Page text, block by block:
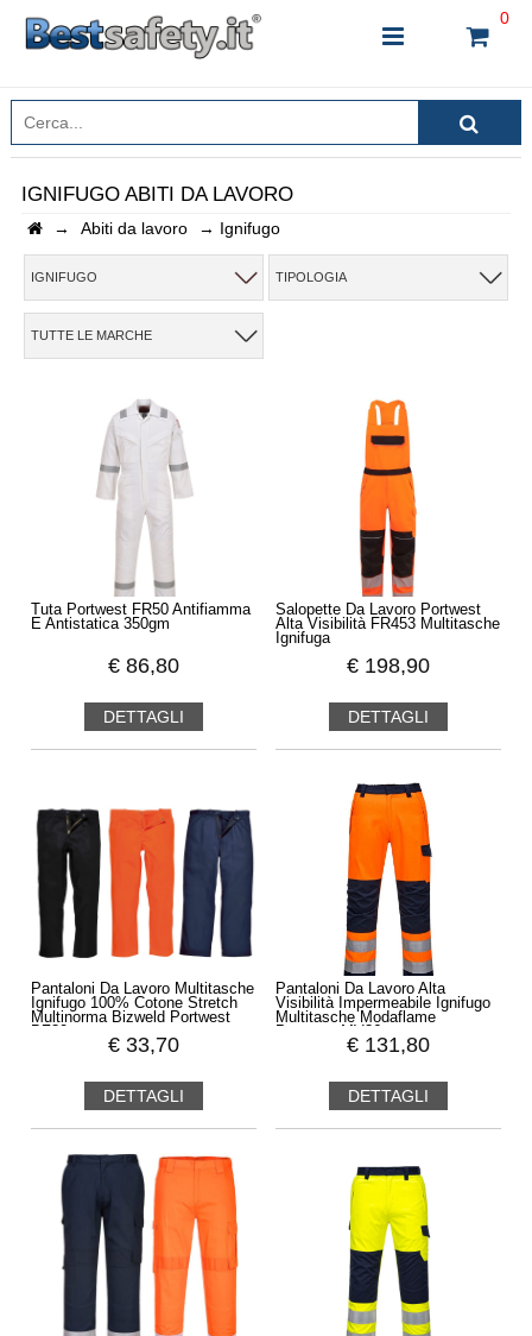
0
INSERISCI IL NOME DEL PRODOTTO CHE STAI
CERCANDO
CHIUDI RICERCA
IGNIFUGO ABITI DA LAVORO
→ Abiti da lavoro → Ignifugo
IGNIFUGO TIPOLOGIA
TUTTE LE MARCHE
Tuta Portwest FR50 Antifiamma
E Antistatica 350gm
€ 86,80
DETTAGLI
Salopette Da Lavoro Portwest
Alta Visibilità FR453 Multitasche
Ignifuga
€ 198,90
DETTAGLI
Pantaloni Da Lavoro Multitasche
Ignifugo 100% Cotone Stretch
Multinorma Bizweld Portwest
€ 33,70
DETTAGLI
Pantaloni Da Lavoro Alta
Visibilità Impermeabile Ignifugo
Multitasche Modaflame
€ 131,80
DETTAGLI